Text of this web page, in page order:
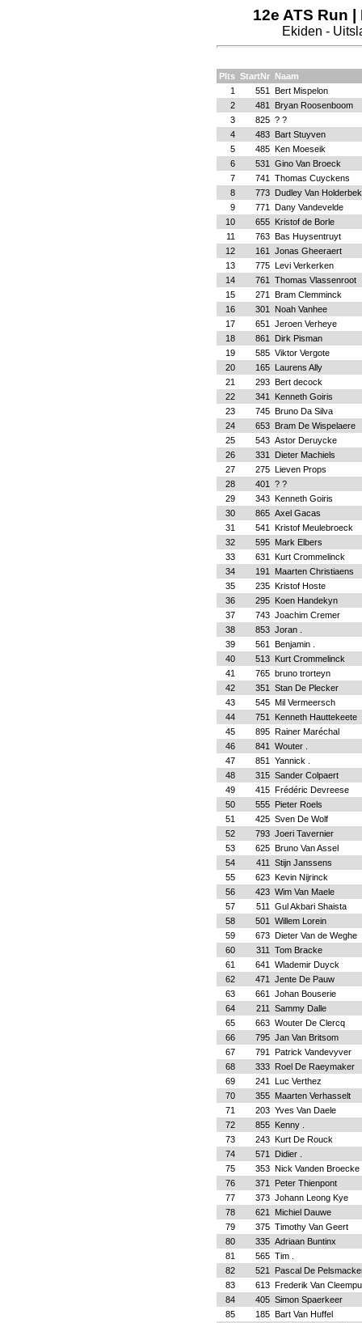
12e ATS Run
Ekiden -
Plts StartNr Naam
1
551
Bert Mispelon
2
481
Bryan Roosenboom
3
825 ? ?
4
483 Bart Stuyven
5
485 Ken Moeseik
6
531
Gino Van Broeck
7
741
Thomas Cuyckens
8
773 Dudley Van
9
771
Dany Vandevelde
10
655 Kristof de Borle
11
763 Bas Huysentruyt
12
161
Jonas Gheeraert
13
775 Levi Verkerken
14
761
Thomas Vlassenroot
15
271
Bram Clemminck
16
301
Noah Vanhee
17
651
Jeroen Verheye
18
861
Dirk Pisman
19
585 Viktor Vergote
20
165 Laurens Ally
21
293 Bert decock
22
341
Kenneth Goiris
23
745 Bruno Da Silva
24
653 Bram De Wispelaere
25
543 Astor Deruycke
26
331
Dieter Machiels
27
275 Lieven Props
28
401
? ?
29
343 Kenneth Goiris
30
865 Axel Gacas
31
541
Kristof Meulebroeck
32
595 Mark Elbers
33
631
Kurt Crommelinck
34
191
Maarten Christiaens
35
235 Kristof Hoste
36
295 Koen Handekyn
37
743 Joachim Cremer
38
853 Joran .
39
561
Benjamin .
40
513 Kurt Crommelinck
41
765 bruno trorteyn
42
351
Stan De Plecker
43
545 Mil Vermeersch
44
751
Kenneth Hauttekeete
45
895 Rainer Maréchal
46
841
Wouter .
47
851
Yannick .
48
315 Sander Colpaert
49
415 Frédéric Devreese
50
555 Pieter Roels
51
425 Sven De Wolf
52
793 Joeri Tavernier
53
625 Bruno Van Assel
54
411
Stijn Janssens
55
623 Kevin Nijrinck
56
423 Wim Van Maele
57
511
Gul Akbari Shaista
58
501
Willem Lorein
59
673 Dieter Van de Weghe
60
311
Tom Bracke
61
641
Wlademir Duyck
62
471
Jente De Pauw
63
661
Johan Bouserie
64
211
Sammy Dalle
65
663 Wouter De Clercq
66
795 Jan Van Britsom
67
791
Patrick Vandevyver
68
333 Roel De Raeymaker
69
241
Luc Verthez
70
355 Maarten Verhasselt
71
203 Yves Van Daele
72
855 Kenny .
73
243 Kurt De Rouck
74
571
Didier .
75
353 Nick Vanden Broecke
76
371
Peter Thienpont
77
373 Johann Leong Kye
78
621
Michiel Dauwe
79
375 Timothy Van Geert
80
335 Adriaan Buntinx
81
565 Tim .
82
521
Pascal De
83
613 Frederik Van
84
405 Simon Spaerkeer
85
185 Bart Van Huffel